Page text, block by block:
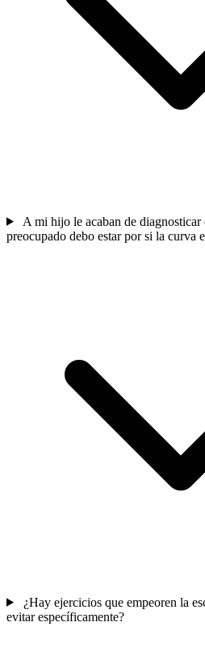
A mi hijo le acaban de diagnosticar
preocupado debo estar por si la curva
¿Hay ejercicios que empeoren la
evitar específicamente?